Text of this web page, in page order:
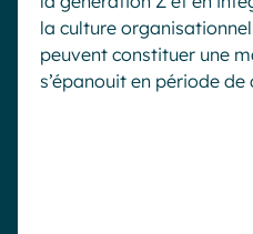
la culture
peuvent constituer une
s’épanouit en période de